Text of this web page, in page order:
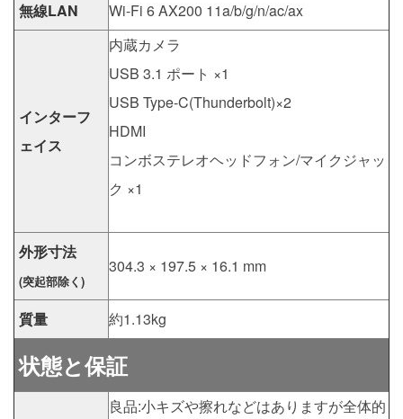
無線LAN
Wi-Fi 6 AX200 11a/b/g/n/ac/ax
インターフ
ェイス
内蔵カメラ
USB 3.1 ポート ×1
USB Type-C(Thunderbolt)×2
HDMI
コンボステレオヘッドフォン/マイクジャッ
ク ×1
外形寸法
(突起部除く)
304.3 × 197.5 × 16.1 mm
質量 約1.13kg
状態と保証
良品:小キズや擦れなどはありますが全体的